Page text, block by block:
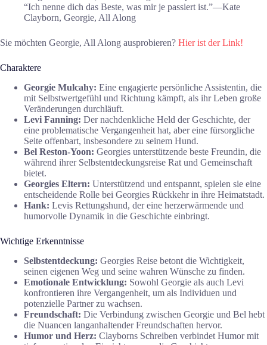
“Ich nenne dich das Beste, was mir je passiert ist.”―Kate
Clayborn, Georgie, All Along
Sie möchten Georgie, All Along ausprobieren? Hier ist der Link!
Charaktere
Georgie Mulcahy: Eine engagierte persönliche Assistentin, die
mit Selbstwertgefühl und Richtung kämpft, als ihr Leben große
Veränderungen durchläuft.
Levi Fanning: Der nachdenkliche Held der Geschichte, der
eine problematische Vergangenheit hat, aber eine fürsorgliche
Seite offenbart, insbesondere zu seinem Hund.
Bel Reston-Yoon: Georgies unterstützende beste Freundin, die
während ihrer Selbstentdeckungsreise Rat und Gemeinschaft
bietet.
Georgies Eltern: Unterstützend und entspannt, spielen sie eine
entscheidende Rolle bei Georgies Rückkehr in ihre Heimatstadt.
Hank: Levis Rettungshund, der eine herzerwärmende und
humorvolle Dynamik in die Geschichte einbringt.
Wichtige Erkenntnisse
Selbstentdeckung: Georgies Reise betont die Wichtigkeit,
seinen eigenen Weg und seine wahren Wünsche zu finden.
Emotionale Entwicklung: Sowohl Georgie als auch Levi
konfrontieren ihre Vergangenheit, um als Individuen und
potenzielle Partner zu wachsen.
Freundschaft: Die Verbindung zwischen Georgie und Bel hebt
die Nuancen langanhaltender Freundschaften hervor.
Humor und Herz: Clayborns Schreiben verbindet Humor mit